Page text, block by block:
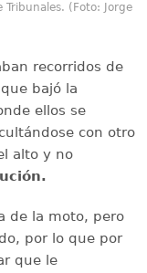
Tribunales. (Foto: Jorge
recorridos de
bajó la
ellos se
con otro
alto y no
de la moto, pero
por lo que por
que le